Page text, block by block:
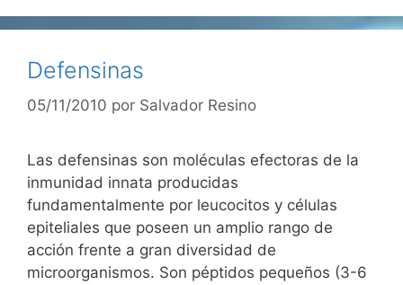
Defensinas
05/11/2010 por Salvador Resino
Las defensinas son moléculas efectoras de la
inmunidad innata producidas
fundamentalmente por leucocitos y células
epiteliales que poseen un amplio rango de
acción frente a gran diversidad de
microorganismos. Son péptidos pequeños (3-6